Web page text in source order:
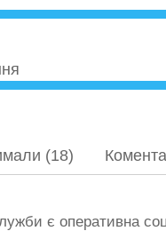
(18)
є оперативна